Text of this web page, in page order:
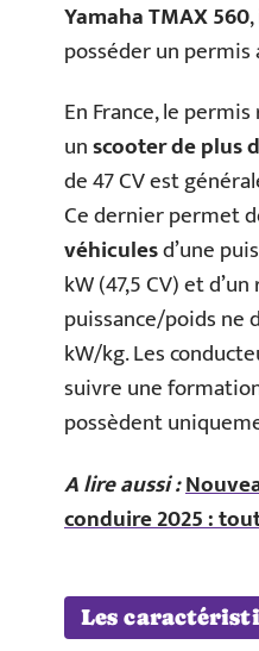
Yamaha TMAX 560
posséder un permis
En France, le
unscooter de plus
de 47 CV est
Ce dernier permet
véhiculesd’une
kW (47,5 CV) et
puissance/poids ne
kW/kg. Les
suivre une
possèdent
A lire aussi :
conduire 2025 :
Les